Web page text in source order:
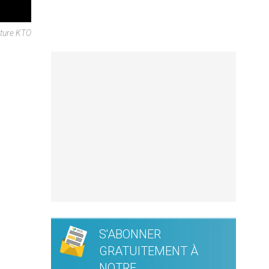
KTO
S'ABONNER
GRATUITEMENT À